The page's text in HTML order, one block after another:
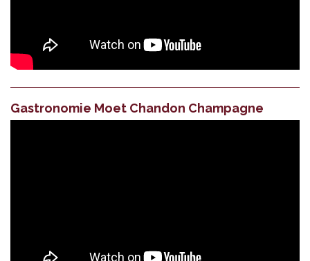
Gastronomie Moet Chandon Champagne